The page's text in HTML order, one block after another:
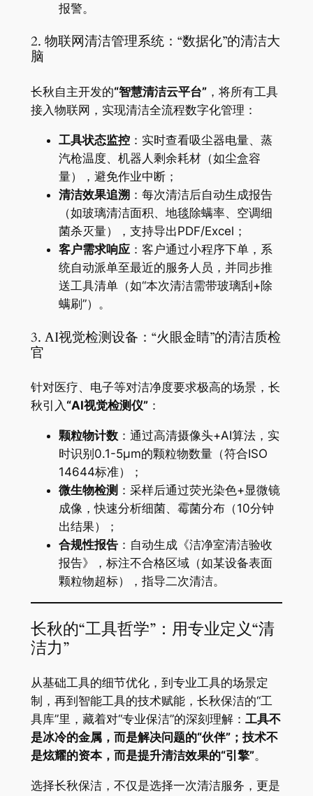
报警。
2. 物联网清洁管理系统：“数据化”的清洁大
脑
长秋自主开发的​​“智慧清洁云平台”​​，将所有工具
接入物联网，实现清洁全流程数字化管理：
​工具状态监控​​：实时查看吸尘器电量、蒸
汽枪温度、机器人剩余耗材（如尘盒容
量），避免作业中断；
​清洁效果追溯​​：每次清洁后自动生成报告
（如玻璃清洁面积、地毯除螨率、空调细
菌杀灭量），支持导出PDF/Excel；
​客户需求响应​​：客户通过小程序下单，系
统自动派单至最近的服务人员，并同步推
送工具清单（如“本次清洁需带玻璃刮+除
螨刷”）。
3. AI视觉检测设备：“火眼金睛”的清洁质检
官
针对医疗、电子等对洁净度要求极高的场景，长
秋引入​ ​“AI视觉检测仪”​​：
​颗粒物计数​​：通过高清摄像头+AI算法，实
时识别0.1-5μm的颗粒物数量（符合ISO
14644标准）；
​微生物检测​ ​：采样后通过荧光染色+显微镜
成像，快速分析细菌、霉菌分布（10分钟
出结果）；
​合规性报告​​：自动生成《洁净室清洁验收
报告》，标注不合格区域（如某设备表面
颗粒物超标），指导二次清洁。
长秋的“工具哲学”：用专业定义“清
洁力”
从基础工具的细节优化，到专业工具的场景定
制，再到智能工具的技术赋能，长秋保洁的“工
具库”里，藏着对“专业保洁”的深刻理解：​ ​工具不
是冰冷的金属，而是解决问题的“伙伴”；技术不
是炫耀的资本，而是提升清洁效果的“引擎”​​。
选择长秋保洁，不仅是选择一次清洁服务，更是